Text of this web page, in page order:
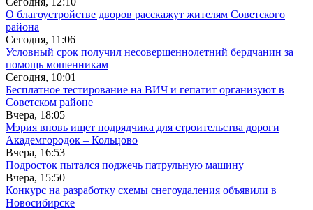
О благоустройстве дворов расскажут жителям Советского
района
Сегодня, 11:06
Условный срок получил несовершеннолетний бердчанин за
помощь мошенникам
Сегодня, 10:01
Бесплатное тестирование на ВИЧ и гепатит организуют в
Советском районе
Вчера, 18:05
Мэрия вновь ищет подрядчика для строительства дороги
Академгородок – Кольцово
Вчера, 16:53
Подросток пытался поджечь патрульную машину
Вчера, 15:50
Конкурс на разработку схемы снегоудаления объявили в
Новосибирске